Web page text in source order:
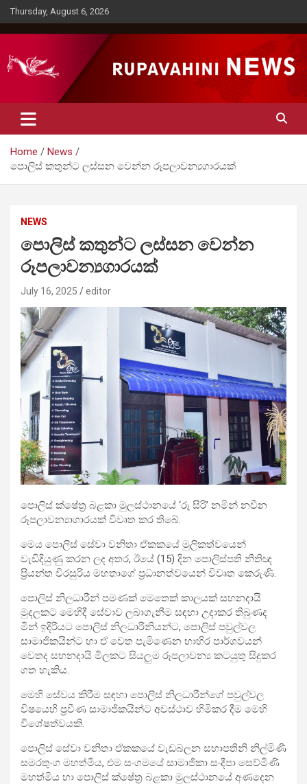
Skip
to
content
Thursday, August 6, 2026
Rupavahini News
Home
News
පොලිස් කතුන්ට ලස්සන වෙන්න රූපලාවන්‍යගාරයක්
NEWS
පොලිස් කතුන්ට ලස්සන වෙන්න
රූපලාවන්‍යගාරයක්
July 16, 2025 editor
පොලිස් ක්ෂේත්‍ර බළකා මුලස්ථානයේ ‘රූ සිරි’ නමින් නවීන
රූපලාවන්‍යාගාරයක් විවෘත කර තිබේ.
මෙය පොලිස් සේවා වනිතා ඒකකයේ මුලිකත්වයෙන්
වැඩිදියුණු කරන ලද අතර, ඊයේ (15) දින පොලිස්පති නීතිඥ
ප්‍රියන්ත වීරසුරිය මහතාගේ ප්‍රධානත්වයෙන් විවෘත කෙරුණි.
පොලිස් නිලධාරීන් පමණක් මෙතෙක් කාලයක් සහනදායි
මුදලකට මෙහිදී සේවාව ලබාගැනීම සඳහා උදාකර තිබුණද
මින් ඉදිරියට පොලිස් නිලධාරිනියන්ට, පොලිස් පවුල්වල
සාමාජිකයින්ට හා ඒ වෙත පැමිණෙන භාහිර පාර්ශවයන්
වෙතද සහනදායි මිලකට සියලුම රූපලාවන්‍ය කටයුතු සිදුකර
ගත හැකිය.
මෙහි සේවය කිරීම සඳහා පොලිස් නිලධාරීන්ගේ පවුල්වල
විෂයෙහි ප්‍රවීණ සාමාජිකයින්ට අවස්ථාව හිමිකර දීම මෙහි
විශේෂත්වයකි.
පොලිස් සේවා වනිතා ඒකකයේ වැඩබලන සභාපතිනි නිල්මිණී
සමරතුංග මහත්මිය, එම සංගමයේ සාමාජිකා සංදීපා සෙව්මිණි
මහත්මිය හා පොලිස් ක්ෂේත්‍ර බළකා මුලස්ථානයේ අණදෙන